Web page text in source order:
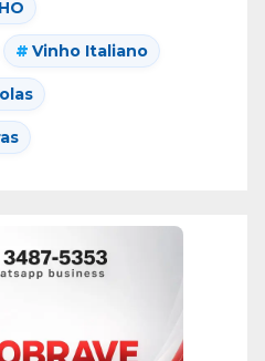
Vinho Italiano